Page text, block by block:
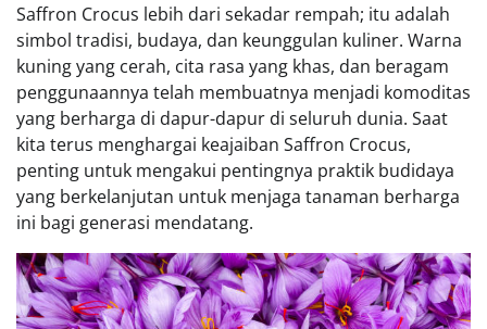
Saffron Crocus lebih dari sekadar rempah; itu adalah
simbol tradisi, budaya, dan keunggulan kuliner. Warna
kuning yang cerah, cita rasa yang khas, dan beragam
penggunaannya telah membuatnya menjadi komoditas
yang berharga di dapur-dapur di seluruh dunia. Saat
kita terus menghargai keajaiban Saffron Crocus,
penting untuk mengakui pentingnya praktik budidaya
yang berkelanjutan untuk menjaga tanaman berharga
ini bagi generasi mendatang.